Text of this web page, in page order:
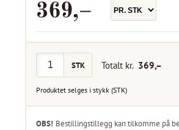
369,–
STK Totalt kr. 369,–
Produktet selges istykk (STK)
OBS! Bestillingstillegg kan tilkomme på